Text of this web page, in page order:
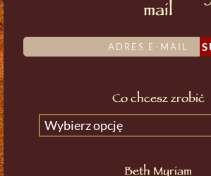
mail
Co chcesz zrobić
Wybierz opcję